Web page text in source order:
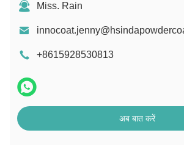
Miss. Rain
+8615928530813
अब बात करें